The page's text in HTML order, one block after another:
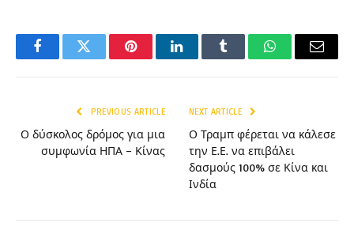
FacebookTwitter PinterestLinkedInTumblr WhatsAppEmail
PREVIOUS ARTICLE
Ο δύσκολος δρόμος για μια
συμφωνία ΗΠΑ – Κίνας
NEXT ARTICLE
Ο Τραμπ φέρεται να κάλεσε
την Ε.Ε. να επιβάλει
δασμούς 100% σε Κίνα και
Ινδία